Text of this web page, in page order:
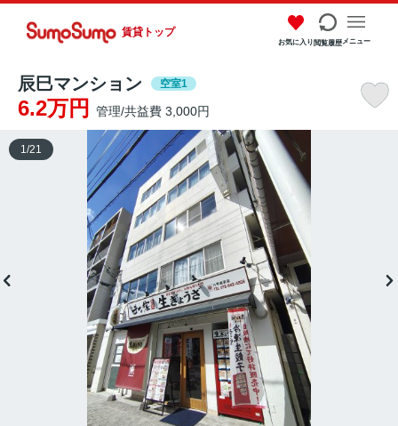
賃貸トップ
お気に入り閲覧履歴メニュー
辰巳マンション 空室1
6.2万円 管理/共益費 3,000円
1 /21